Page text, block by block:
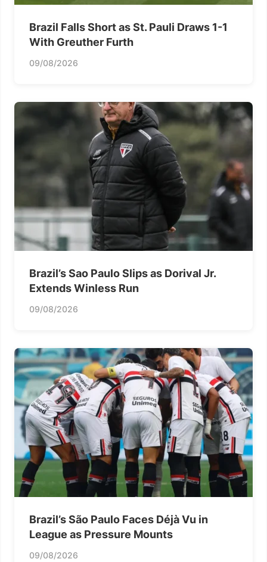
Brazil Falls Short as St. Pauli Draws 1-1
With Greuther Furth
09/08/2026
Brazil’s Sao Paulo Slips as Dorival Jr.
Extends Winless Run
09/08/2026
Brazil’s São Paulo Faces Déjà Vu in
League as Pressure Mounts
09/08/2026